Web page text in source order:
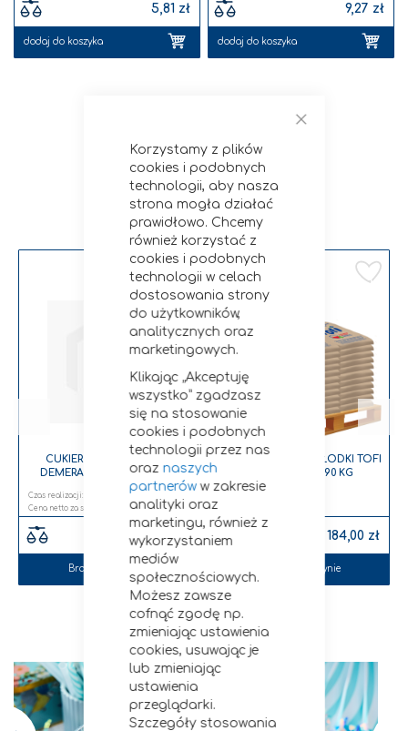
Korzystamy z plików
cookies i podobnych
technologii, aby nasza
strona mogła działać
prawidłowo. Chcemy
również korzystać z
cookies i podobnych
technologii w celach
dostosowania strony
do użytkowników,
analitycznych oraz
marketingowych.
Klikając „Akceptuję
wszystko” zgadzasz
się na stosowanie
cookies i podobnych
technologii przez nas
oraz naszych
partneróww zakresie
analityki oraz
marketingu, również z
wykorzystaniem
mediów
społecznościowych.
Możesz zawsze
cofnąć zgodę np.
zmieniając ustawienia
cookies, usuwając je
lub zmieniając
ustawienia
przeglądarki.
Szczegóły stosowania
5,81 zł
dodaj do koszyka
9,27 zł
dodaj do koszyka
Bestsellery
Dodaj do listy życzeń
CUKIER TRZCINOWY DRY
DEMERARA DROBNY 25 KG
PALETA 1000 KG
4 492,80 zł
Czas realizacji:
Brak w magazynie
Dodaj do listy życzeń
MELASOWANE WYSŁODKI TOFI
30 KG PALETA 990 KG
1 184,00 zł
Brak w magazynie
Przepisy i porady